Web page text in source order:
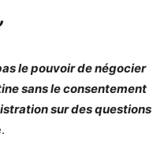
le pouvoir de négocier
sans le consentement
sur des questions